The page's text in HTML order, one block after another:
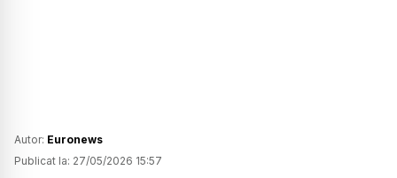
Autor: Euronews
Publicat la: 27/05/2026 15:57